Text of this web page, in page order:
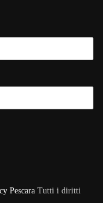
Pescara Tutti i diritti